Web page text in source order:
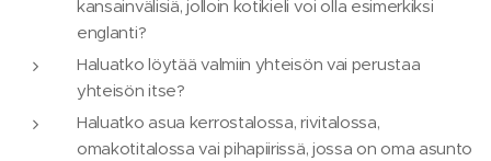
kansainvälisiä, jolloin kotikieli voi olla esimerkiksi
englanti?
Haluatko löytää valmiin yhteisön vai perustaa
yhteisön itse?
Haluatko asua kerrostalossa, rivitalossa,
omakotitalossa vai pihapiirissä, jossa on oma asunto